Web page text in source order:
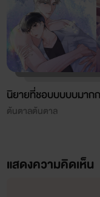
นิยายที่ชอบบบบบมาก
ฉัน
ต้นตาลต้นตาล
แสดงความคิดเห็น